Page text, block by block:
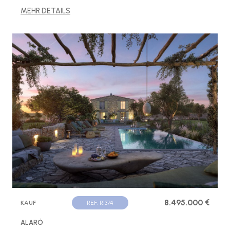
MEHR DETAILS
KAUF REF. R1374 8.495.000 €
ALARÓ